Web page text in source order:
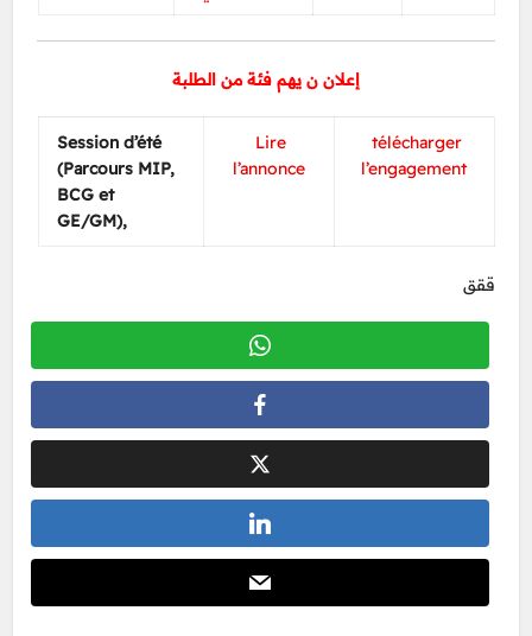
إعلان ن يهم فئة من الطلبة
Session d’été
(Parcours MIP,
BCG et
GE/GM),
Lire
l’annonce
télécharger
l’engagement
ققق